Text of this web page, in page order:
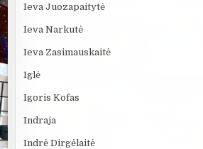
Ieva Juozapaitytė
Ieva Narkutė
Ieva Zasimauskaitė
Iglė
Igoris Kofas
Indraja
Indrė Dirgėlaitė